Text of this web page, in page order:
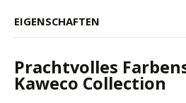
EIGENSCHAFTEN
Prachtvolles
Kaweco Collection